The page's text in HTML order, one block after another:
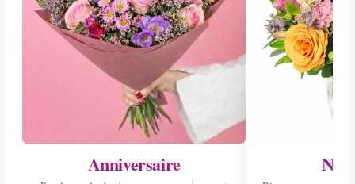
Anniversaire